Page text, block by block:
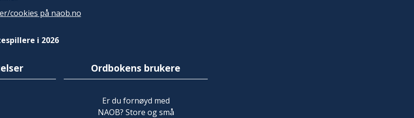
cookies på naob.no
i 2026
Ordbokens brukere
Er du fornøyd med
NAOB? Store og små